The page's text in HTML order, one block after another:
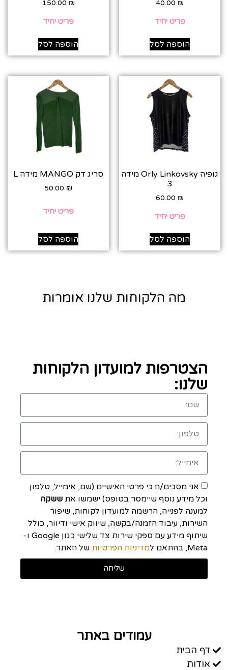
40.00 ₪
פריט יחיד
הוספה לסל
150.00 ₪
פריט יחיד
הוספה לסל
גופיה Orly Linkovsky מידה
3
60.00 ₪
פריט יחיד
הוספה לסל
סריג דק MANGO מידה L
50.00 ₪
פריט יחיד
הוספה לסל
מה הלקוחות שלנו אומרות
הצטרפות למועדון הלקוחות
שלנו:
אני מסכים/ה כי פרטי האישיים (שם, אימייל, טלפון
וכל מידע נוסף שיימסר בטופס) ישמשו את ששקה
למענה לפנייה, הרשמה למועדון לקוחות, שיפור
השירות, עיבוד הזמנה/בקשה, שיווק אישי ודיוור, כולל
שיתוף מידע עם ספקי שירות צד שלישי כגון Google ו-
Meta, בהתאם ל
מדיניות הפרטיות של האתר.
שליחה
עמודים באתר
דף הבית
אודות